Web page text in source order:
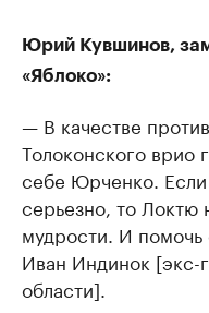
Юрий Кувшинов,
«Яблоко»:
— В качестве
Толоконского врио
себе Юрченко. Если
серьезно, то Локтю
мудрости. И
Иван Индинок [экс-
области].